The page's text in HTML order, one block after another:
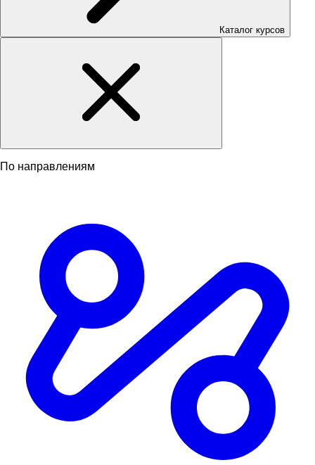
Каталог курсов
По направлениям